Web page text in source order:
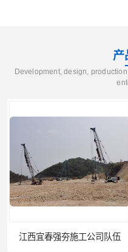
产
Development, design,
江西南昌强夯施工队伍公司 -湖南业峻强夯基础工程